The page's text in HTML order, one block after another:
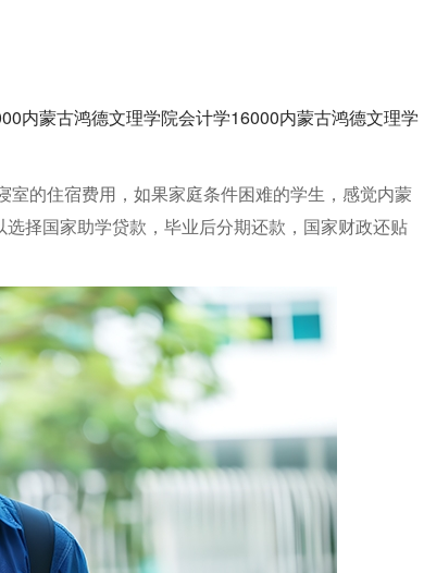
内蒙古鸿德文理学院会计学16000内蒙古鸿德文理学
的住宿费用，如果家庭条件困难的学生，感觉内蒙
择国家助学贷款，毕业后分期还款，国家财政还贴